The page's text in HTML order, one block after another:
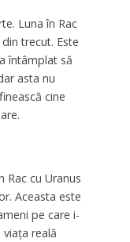
Luna în Rac
trecut. Este
întâmplat să
asta nu
cine
Rac cu Uranus
Aceasta este
pe care i-
reală